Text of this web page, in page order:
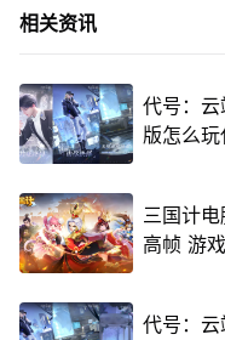
相关资讯
代号：
版怎么
三国计
高帧 游
代号：